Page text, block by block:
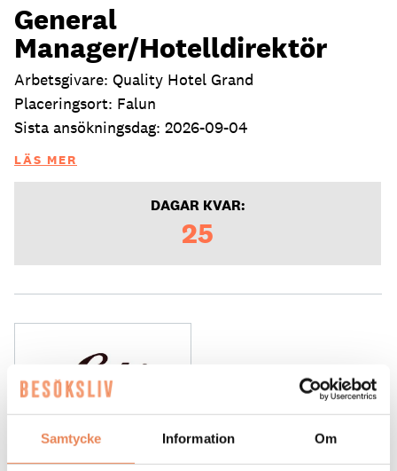
Samtycke Information Om
General
Manager/Hotelldirektör
Arbetsgivare: Quality Hotel Grand
Placeringsort: Falun
Sista ansökningsdag: 2026-09-04
LÄS MER
DAGAR KVAR:
25